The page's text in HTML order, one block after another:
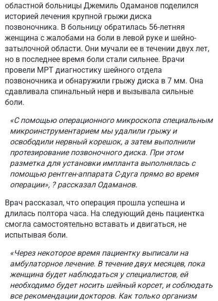
областной больницы Джемиль Одаманов поделился
историей лечения крупной грыжи диска
позвоночника. В больницу обратилась 56-летняя
женщина с жалобами на боли в левой руке и шейно-
затылочной области. Они мучали ее в течении двух лет,
но в последнее время боли стали сильнее. Врачи
провели МРТ диагностику шейного отдела
позвоночника и обнаружили грыжу диска в 7 мм. Она
сдавливала спинальный нерв и вызывала сильные
боли.
«С помощью операционного микроскопа специальным
микроинструментарием мы удалили грыжу и
освободили нервный корешок, а затем выполнили
протезирование позвоночного диска. При этом
разметка для установки импланта выполнялась с
помощью рентген-аппарата С-дуга прямо во время
операции», ? рассказал Одаманов.
Врач рассказал, что операция прошла успешна и
длилась полтора часа. На следующий день пациентка
смогла самостоятельно вставать и двигаться, не
испытывая боли.
«Через некоторое время пациентку выписали на
амбулаторное лечение. В течение двух месяцев, пока
женщина будет наблюдаться у специалистов, ей
необходимо будет носить шейный корсет, и соблюдать
все рекомендации докторов. Как только организм